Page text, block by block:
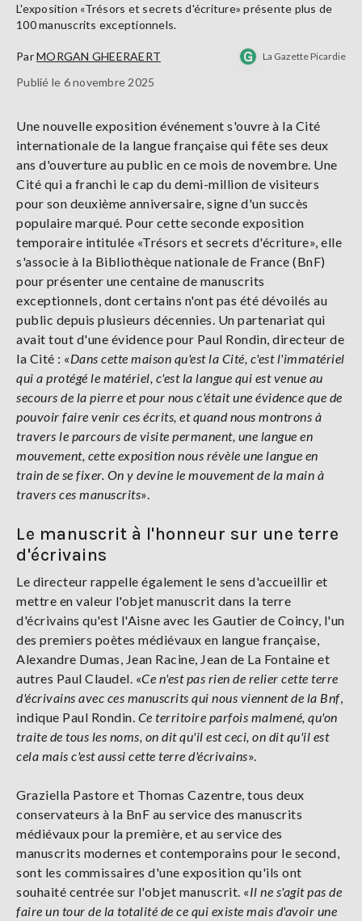
L'exposition «Trésors et secrets d'écriture» présente plus de
100 manuscrits exceptionnels.
ParMORGAN GHEERAERT La Gazette Picardie
Publié le 6 novembre 2025
Une nouvelle exposition événement s'ouvre à la Cité
internationale de la langue française qui fête ses deux
ans d'ouverture au public en ce mois de novembre. Une
Cité qui a franchi le cap du demi-million de visiteurs
pour son deuxième anniversaire, signe d'un succès
populaire marqué. Pour cette seconde exposition
temporaire intitulée «Trésors et secrets d'écriture», elle
s'associe à la Bibliothèque nationale de France (BnF)
pour présenter une centaine de manuscrits
exceptionnels, dont certains n'ont pas été dévoilés au
public depuis plusieurs décennies. Un partenariat qui
avait tout d'une évidence pour Paul Rondin, directeur de
la Cité : «Dans cette maison qu'est la Cité, c'est l'immatériel
qui a protégé le matériel, c'est la langue qui est venue au
secours de la pierre et pour nous c'était une évidence que de
pouvoir faire venir ces écrits, et quand nous montrons à
travers le parcours de visite permanent, une langue en
mouvement, cette exposition nous révèle une langue en
train de se fixer. On y devine le mouvement de la main à
travers ces manuscrits».
Le manuscrit à l'honneur sur une terre
d'écrivains
Le directeur rappelle également le sens d'accueillir et
mettre en valeur l'objet manuscrit dans la terre
d'écrivains qu'est l'Aisne avec les Gautier de Coincy, l'un
des premiers poètes médiévaux en langue française,
Alexandre Dumas, Jean Racine, Jean de La Fontaine et
autres Paul Claudel. «Ce n'est pas rien de relier cette terre
d'écrivains avec ces manuscrits qui nous viennent de la Bnf,
indique Paul Rondin. Ce territoire parfois malmené, qu'on
traite de tous les noms, on dit qu'il est ceci, on dit qu'il est
cela mais c'est aussi cette terre d'écrivains».
Graziella Pastore et Thomas Cazentre, tous deux
conservateurs à la BnF au service des manuscrits
médiévaux pour la première, et au service des
manuscrits modernes et contemporains pour le second,
sont les commissaires d'une exposition qu'ils ont
souhaité centrée sur l'objet manuscrit. «Il ne s'agit pas de
faire un tour de la totalité de ce qui existe mais d'avoir une